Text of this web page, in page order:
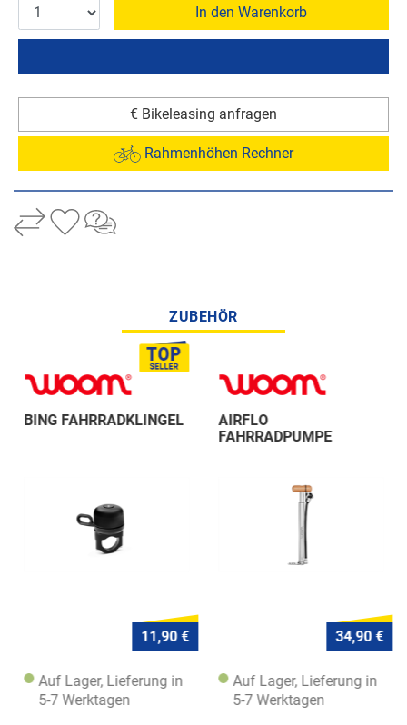
In den Warenkorb
€ Bikeleasing anfragen
Rahmenhöhen Rechner
ZUBEHÖR
BING FAHRRADKLINGEL
11,90 €
Auf Lager, Lieferung in
5-7 Werktagen
AIRFLO
FAHRRADPUMPE
34,90 €
Auf Lager, Lieferung in
5-7 Werktagen